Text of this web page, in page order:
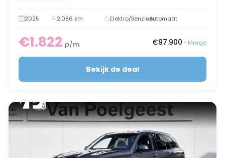
2025 2.086 km Elektro/BenzineAutomaat
€1.822 p/m €97.900 • Marge
Bekijk de deal